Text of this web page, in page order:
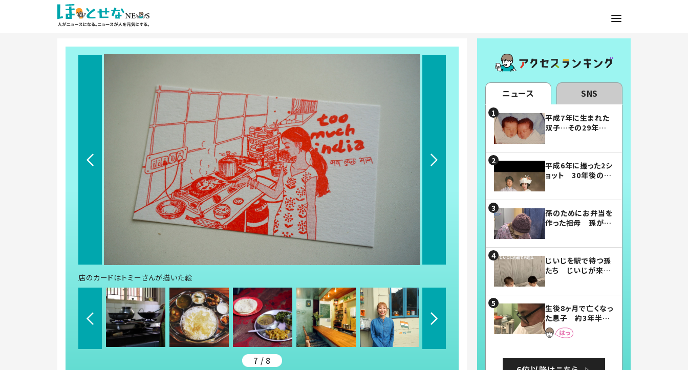
店のカードはトミーさんが描いた絵
7 / 8
ニュース SNS
平成7年に生まれた
双子…その29年後
平成6年に撮った2シ
ョット 30年後の姿
孫のためにお弁当を
作った祖母 孫が絶
じいじを駅で待つ孫
たち じいじが来た
まらない」「幸せにな
れる」
生後8ヶ月で亡くなっ
た息子 約3年半
後、当時の妻の日記
に書いてあった本音